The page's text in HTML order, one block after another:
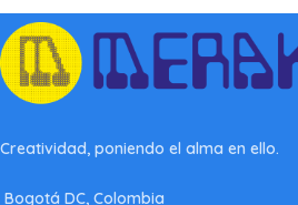
Creatividad, poniendo el alma en ello.
Bogotá DC, Colombia